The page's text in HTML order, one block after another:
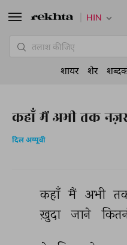
कहाँ मैं अभी तक
दिल अय्यूबी
कहाँ मैं अभी
ख़ुदा
जाने
HIN
शायर शेर